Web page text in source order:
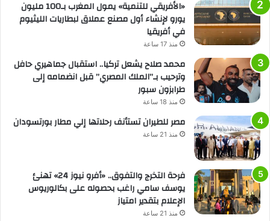
«الأفريقي للتنمية» يمول المغرب بـ100 مليون
يورو لإنشاء أول مصنع عملاق لبطاريات الليثيوم
في أفريقيا
منذ 17 ساعة
محمد صلاح يشعل تركيا.. استقبال جماهيري حافل
وترحيب بـ”الملك المصري” قبل انضمامه إلى
طرابزون سبور
منذ 18 ساعة
مصر للطيران تستأنف رحلاتها إلي مطار بورتسودان
منذ 21 ساعة
فرحة التخرج والتفوق.. «أفرو نيوز 24» تهنئ
يوسف سامي راغب بحصوله على بكالوريوس
الإعلام بتقدير امتياز
منذ 21 ساعة